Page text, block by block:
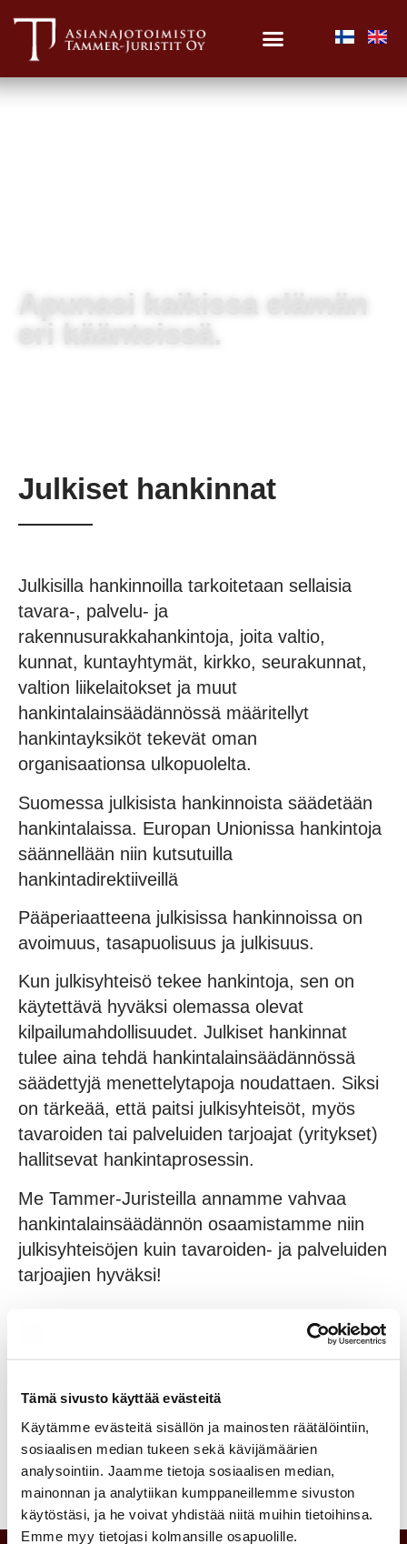
Tämä sivusto käyttää evästeitä
Käytämme evästeitä sisällön ja mainosten räätälöintiin,
sosiaalisen median tukeen sekä kävijämäärien
analysointiin. Jaamme tietoja sosiaalisen median,
mainonnan ja analytiikan kumppaneillemme sivuston
käytöstäsi, ja he voivat yhdistää niitä muihin tietoihinsa.
Emme myy tietojasi kolmansille osapuolille.
Apunasi kaikissa elämän
eri käänteissä.
Julkiset hankinnat
Julkisilla hankinnoilla tarkoitetaan sellaisia
tavara-, palvelu- ja
rakennusurakkahankintoja, joita valtio,
kunnat, kuntayhtymät, kirkko, seurakunnat,
valtion liikelaitokset ja muut
hankintalainsäädännössä määritellyt
hankintayksiköt tekevät oman
organisaationsa ulkopuolelta.
Suomessa julkisista hankinnoista säädetään
hankintalaissa. Europan Unionissa hankintoja
säännellään niin kutsutuilla
hankintadirektiiveillä
Pääperiaatteena julkisissa hankinnoissa on
avoimuus, tasapuolisuus ja julkisuus.
Kun julkisyhteisö tekee hankintoja, sen on
käytettävä hyväksi olemassa olevat
kilpailumahdollisuudet. Julkiset hankinnat
tulee aina tehdä hankintalainsäädännössä
säädettyjä menettelytapoja noudattaen. Siksi
on tärkeää, että paitsi julkisyhteisöt, myös
tavaroiden tai palveluiden tarjoajat (yritykset)
hallitsevat hankintaprosessin.
Me Tammer-Juristeilla annamme vahvaa
hankintalainsäädännön osaamistamme niin
julkisyhteisöjen kuin tavaroiden- ja palveluiden
tarjoajien hyväksi!
010 346 6640